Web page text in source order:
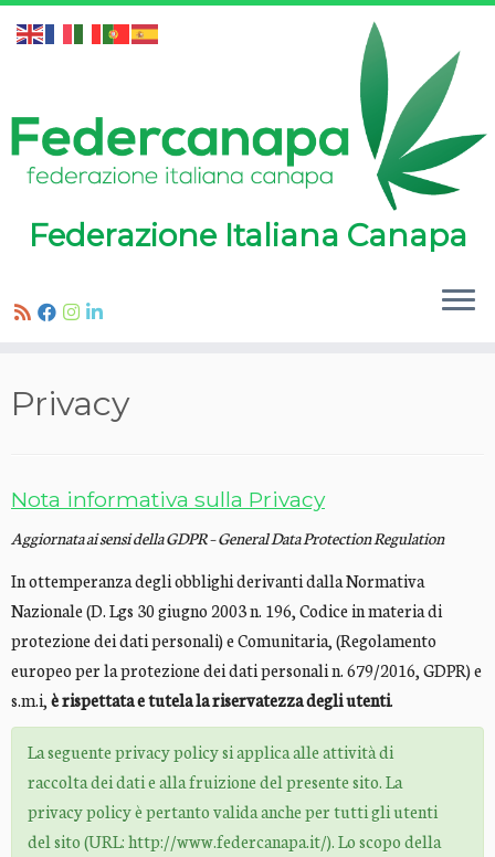
Federazione Italiana Canapa
Privacy
Nota informativa sulla Privacy
Aggiornata ai sensi della GDPR – General Data Protection Regulation
In ottemperanza degli obblighi derivanti dalla Normativa
Nazionale (D. Lgs 30 giugno 2003 n. 196, Codice in materia di
protezione dei dati personali) e Comunitaria, (Regolamento
europeo per la protezione dei dati personali n. 679/2016, GDPR) e
s.m.i,è rispettata e tutela la riservatezza degli utenti.
La seguente privacy policy si applica alle attività di
raccolta dei dati e alla fruizione del presente sito. La
privacy policy è pertanto valida anche per tutti gli utenti
del sito (URL: http://www.federcanapa.it/). Lo scopo della